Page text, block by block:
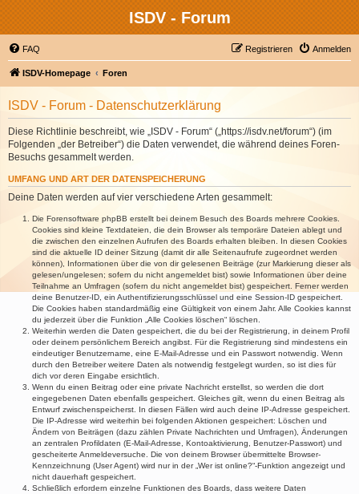
ISDV - Forum
FAQ Anmelden
Registrieren
ISDV-Homepage Foren
ISDV - Forum - Datenschutzerklärung
Diese Richtlinie beschreibt, wie „ISDV - Forum“ („https://isdv.net/forum“) (im
Folgenden „der Betreiber“) die Daten verwendet, die während deines Foren-
Besuchs gesammelt werden.
UMFANG UND ART DER DATENSPEICHERUNG
Deine Daten werden auf vier verschiedene Arten gesammelt:
Die Forensoftware phpBB erstellt bei deinem Besuch des Boards mehrere Cookies.
Cookies sind kleine Textdateien, die dein Browser als temporäre Dateien ablegt und
die zwischen den einzelnen Aufrufen des Boards erhalten bleiben. In diesen Cookies
sind die aktuelle ID deiner Sitzung (damit dir alle Seitenaufrufe zugeordnet werden
können), Informationen über die von dir gelesenen Beiträge (zur Markierung dieser als
gelesen/ungelesen; sofern du nicht angemeldet bist) sowie Informationen über deine
Teilnahme an Umfragen (sofern du nicht angemeldet bist) gespeichert. Ferner werden
deine Benutzer-ID, ein Authentifizierungsschlüssel und eine Session-ID gespeichert.
Die Cookies haben standardmäßig eine Gültigkeit von einem Jahr. Alle Cookies kannst
du jederzeit über die Funktion „Alle Cookies löschen“ löschen.
Weiterhin werden die Daten gespeichert, die du bei der Registrierung, in deinem Profil
oder deinem persönlichem Bereich angibst. Für die Registrierung sind mindestens ein
eindeutiger Benutzername, eine E-Mail-Adresse und ein Passwort notwendig. Wenn
durch den Betreiber weitere Daten als notwendig festgelegt wurden, so ist dies für
dich vor deren Eingabe ersichtlich.
Wenn du einen Beitrag oder eine private Nachricht erstellst, so werden die dort
eingegebenen Daten ebenfalls gespeichert. Gleiches gilt, wenn du einen Beitrag als
Entwurf zwischenspeicherst. In diesen Fällen wird auch deine IP-Adresse gespeichert.
Die IP-Adresse wird weiterhin bei folgenden Aktionen gespeichert: Löschen und
Ändern von Beiträgen (dazu zählen Private Nachrichten und Umfragen), Änderungen
an zentralen Profildaten (E-Mail-Adresse, Kontoaktivierung, Benutzer-Passwort) und
gescheiterte Anmeldeversuche. Die von deinem Browser übermittelte Browser-
Kennzeichnung (User Agent) wird nur in der „Wer ist online?“-Funktion angezeigt und
nicht dauerhaft gespeichert.
Schließlich erfordern einzelne Funktionen des Boards, dass weitere Daten